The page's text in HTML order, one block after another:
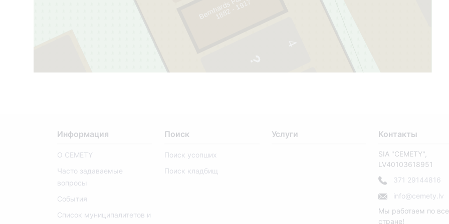
1882-191
7
Информация
О CEMETY
Часто задаваемые
вопросы
События
Список муниципалитетов и
Поиск
Поиск усопших
Поиск кладбищ
Услуги Контакты
SIA "CEMETY",
LV40103618951
371 29144816
info@cemety.lv
Мы работаем по
стране!